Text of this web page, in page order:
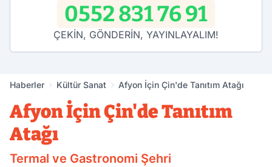
0552 831 76 91
ÇEKİN, GÖNDERİN, YAYINLAYALIM!
Haberler Kültür Sanat Afyon İçin Çin'de Tanıtım Atağı
Afyon İçin Çin'de Tanıtım
Atağı
Termal ve Gastronomi Şehri